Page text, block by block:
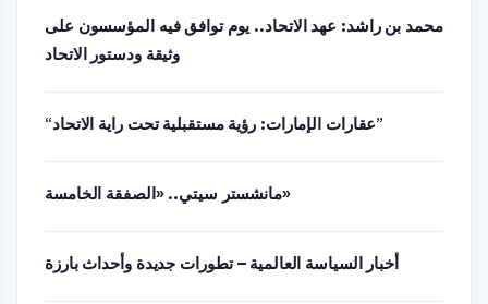
محمد بن راشد: عهد الاتحاد.. يوم توافق فيه المؤسسون على
وثيقة ودستور الاتحاد
“عقارات الإمارات: رؤية مستقبلية تحت راية الاتحاد”
مانشستر سيتي.. «الصفقة الخامسة»
أخبار السياسة العالمية – تطورات جديدة وأحداث بارزة